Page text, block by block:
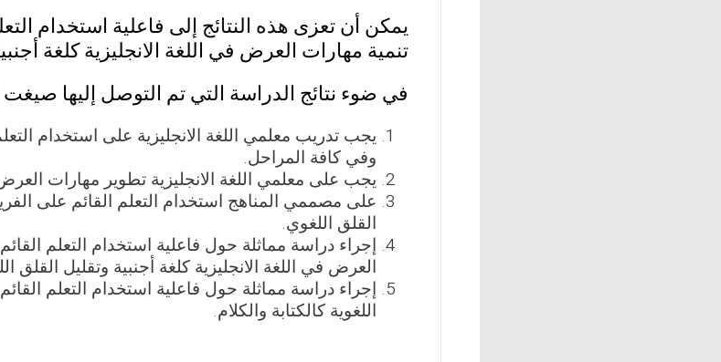
يمكن أن تعزى هذه النتائج إلى فاعلية استخدام
تنمية مهارات العرض في اللغة الانجليزية كلغة
في ضوء نتائج الدراسة التي تم التوصل إليها
يجب تدريب معلمي اللغة الانجليزية على استخدام
وفي كافة المراحل.
يجب على معلمي اللغة الانجليزية تطوير مهارات
على مصممي المناهج استخدام التعلم القائم على
القلق اللغوي.
إجراء دراسة مماثلة حول فاعلية استخدام التعلم
العرض في اللغة الانجليزية كلغة أجنبية وتقليل القلق
إجراء دراسة مماثلة حول فاعلية استخدام التعلم
اللغوية كالكتابة والكلام.